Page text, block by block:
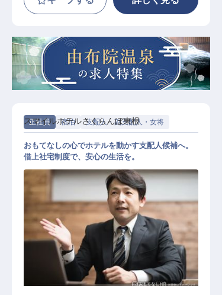
正社員 宿泊 支配人・副支配人・女将
支配人候補
スマイルホテルさくらんぼ東根
おもてなしの心でホテルを動かす支配人候補へ。
借上社宅制度で、安心の生活を。